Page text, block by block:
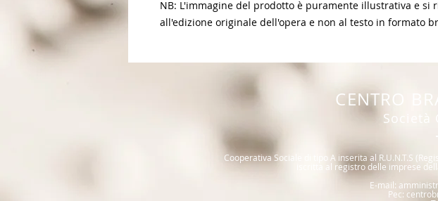
NB: L'immagine del prodotto è puramente illustrativa e si
all'edizione originale dell'opera e non al testo in formato
CENTRO
Società
Cooperativa Sociale di tipo A inserita al R.U.N.T.S (R
iscritta al registro delle imprese
E-mail:
Pec: